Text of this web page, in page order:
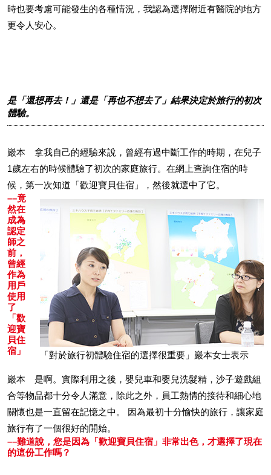
時也要考慮可能發生的各種情況，我認為選擇附近有醫院的地方
更令人安心。
是「還想再去！」還是「再也不想去了」結果決定於旅行的初次
體驗。
巖本 拿我自己的經驗來說，曾經有過中斷工作的時期，在兒子
1歲左右的時候體驗了初次的家庭旅行。在網上查詢住宿的時
候，第一次知道「歡迎寶貝住宿」，然後就選中了它。
「對於旅行初體驗住宿的選擇很重要」巖本女士表示
––竟
然在
成為
認定
師之
前，
曾經
作為
用戶
使用
了
「歡
迎寶
貝住
宿」
巖本 是啊。實際利用之後，嬰兒車和嬰兒洗髮精，沙子遊戲組
合等物品都十分令人滿意，除此之外，員工熱情的接待和細心地
關懷也是一直留在記憶之中。 因為最初十分愉快的旅行，讓家庭
旅行有了一個很好的開始。
––難道說，您是因為「歡迎寶貝住宿」非常出色，才選擇了現在
的這份工作嗎？